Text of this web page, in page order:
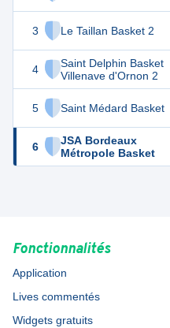
3 Le Taillan Basket 2
4
Saint Delphin Basket
Villenave d'Ornon 2
5 Saint Médard Basket
6
JSA Bordeaux
Métropole Basket
16
14 10
12 10
12
Fonctionnalités
Application
Lives commentés
Widgets gratuits